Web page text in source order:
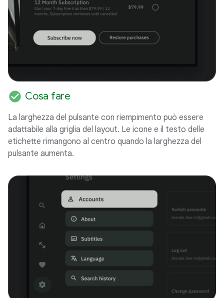
check_circle Cosa fare
La larghezza del pulsante con riempimento può essere
adattabile alla griglia del layout. Le icone e il testo delle
etichette rimangono al centro quando la larghezza del
pulsante aumenta.